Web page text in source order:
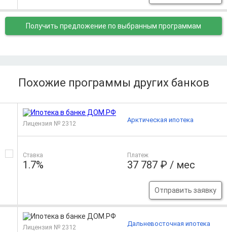
Получить предложение по выбранным программам
Похожие программы других банков
Лицензия № 2312
Ставка
1.7%
Платеж
37 787 ₽ / мес
Отправить заявку
Арктическая ипотека
Лицензия № 2312 Дальневосточная ипотека